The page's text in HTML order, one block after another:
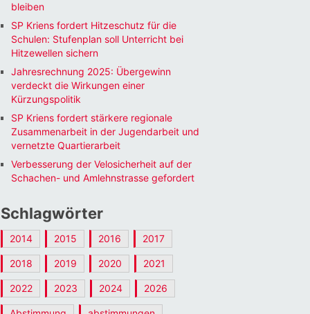
bleiben
SP Kriens fordert Hitzeschutz für die
Schulen: Stufenplan soll Unterricht bei
Hitzewellen sichern
Jahresrechnung 2025: Übergewinn
verdeckt die Wirkungen einer
Kürzungspolitik
SP Kriens fordert stärkere regionale
Zusammenarbeit in der Jugendarbeit und
vernetzte Quartierarbeit
Verbesserung der Velosicherheit auf der
Schachen- und Amlehnstrasse gefordert
Schlagwörter
2014 2015 2016 2017
2018 2019 2020 2021
2022 2023 2024 2026